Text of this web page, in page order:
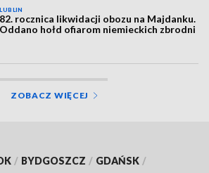
LUBLIN
82. rocznica likwidacji obozu na Majdanku.
Oddano hołd ofiarom niemieckich zbrodni
ZOBACZ WIĘCEJ
/ BYDGOSZCZ / GDAŃSK /